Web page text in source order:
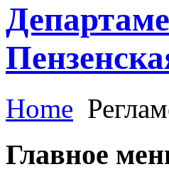
Home
Главное